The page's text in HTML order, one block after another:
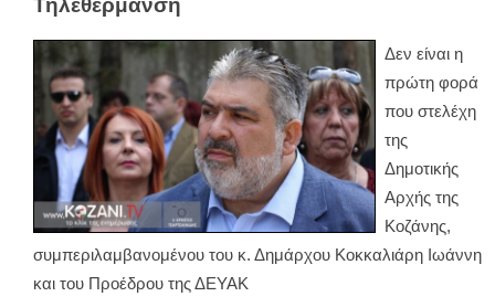
Τηλεθέρμανση
Δεν είναι η
πρώτη φορά
που στελέχη
της
Δημοτικής
Αρχής της
Κοζάνης,
συμπεριλαμβανομένου του κ. Δημάρχου Κοκκαλιάρη Ιωάννη
και του Προέδρου της ΔΕΥΑΚ